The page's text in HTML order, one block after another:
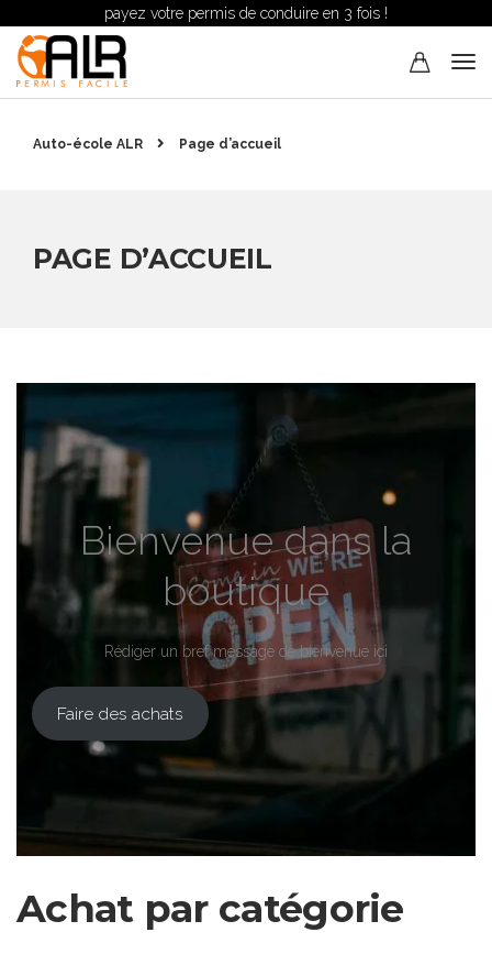
payez votre permis de conduire en 3 fois !
Auto-école ALR Page d’accueil
PAGE D’ACCUEIL
Bienvenue dans la
boutique
Rédiger un bref message de bienvenue ici
Faire des achats
Achat par catégorie